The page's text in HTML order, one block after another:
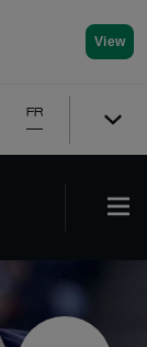
View
FR